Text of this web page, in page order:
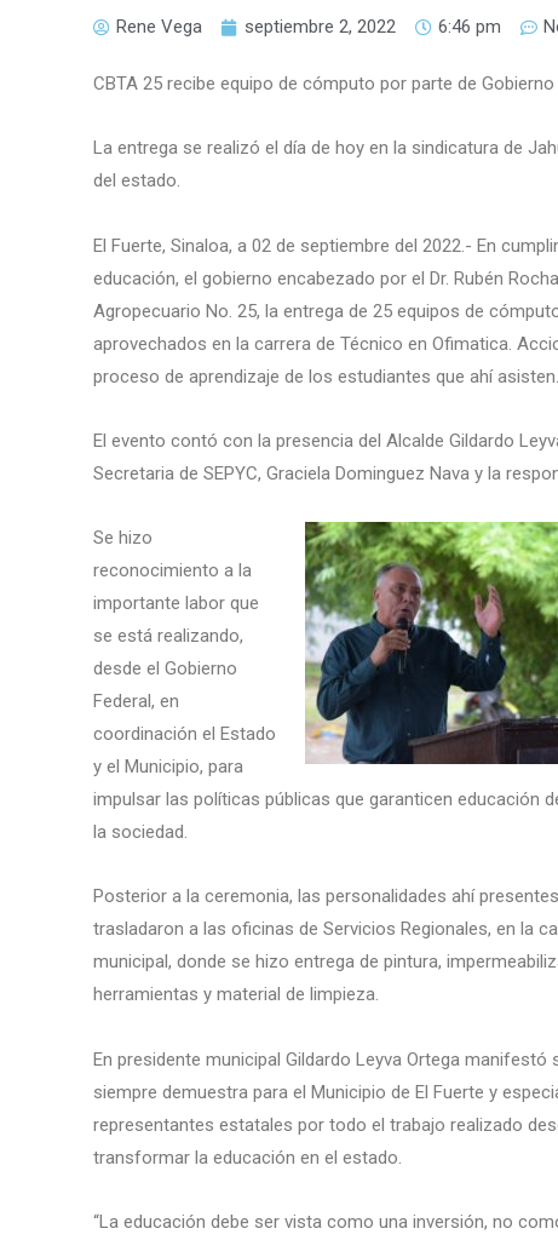
Rene Vega septiembre 2, 2022 6:46 pm
CBTA 25 recibe equipo de cómputo por parte de Gobierno
La entrega se realizó el día de hoy en la sindicatura de
del estado.
El Fuerte, Sinaloa, a 02 de septiembre del 2022.- En
educación, el gobierno encabezado por el Dr. Rubén
Agropecuario No. 25, la entrega de 25 equipos de
aprovechados en la carrera de Técnico en Ofimatica.
proceso de aprendizaje de los estudiantes que ahí asisten.
El evento contó con la presencia del Alcalde Gildardo
Secretaria de SEPYC, Graciela Dominguez Nava y la
Se hizo
reconocimiento a la
importante labor que
se está realizando,
desde el Gobierno
Federal, en
coordinación el Estado
y el Municipio, para
impulsar las políticas públicas que garanticen educación
la sociedad.
Posterior a la ceremonia, las personalidades ahí
trasladaron a las oficinas de Servicios Regionales, en la
municipal, donde se hizo entrega de pintura,
herramientas y material de limpieza.
En presidente municipal Gildardo Leyva Ortega
siempre demuestra para el Municipio de El Fuerte y
representantes estatales por todo el trabajo realizado
transformar la educación en el estado.
“La educación debe ser vista como una inversión, no